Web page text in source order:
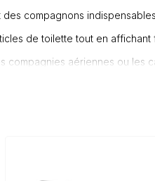
compagnons
de toilette tout en
compagnies aériennes ou les